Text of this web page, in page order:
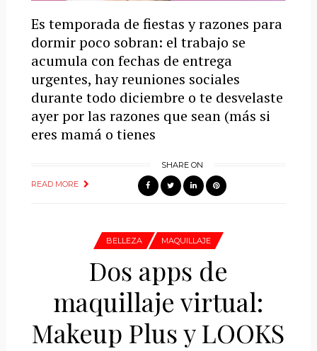
Es temporada de fiestas y razones para
dormir poco sobran: el trabajo se
acumula con fechas de entrega
urgentes, hay reuniones sociales
durante todo diciembre o te desvelaste
ayer por las razones que sean (más si
eres mamá o tienes
READ MORE
SHARE ON
BELLEZA MAQUILLAJE
Dos apps de
maquillaje virtual:
Makeup Plus y LOOKS